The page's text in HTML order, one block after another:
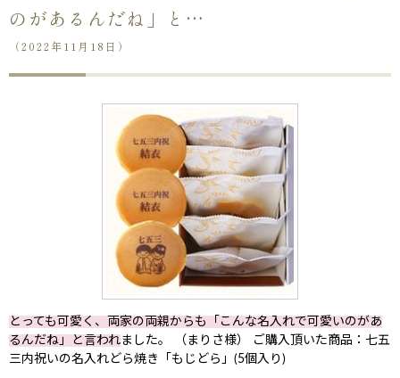
のがあるんだね」と…
（2022年11月18日）
とっても可愛く、両家の両親からも「こんな名入れで可愛いのがあ
るんだね」と言われました。 （まりさ様） ご購入頂いた商品：七五
三内祝いの名入れどら焼き「もじどら」(5個入り)